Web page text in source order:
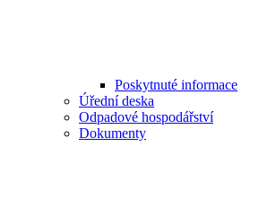
Poskytnuté informace
Úřední deska
Odpadové hospodářství
Dokumenty